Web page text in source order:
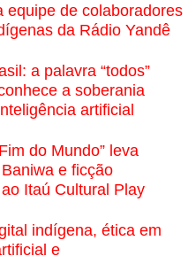
equipe de colaboradores
da Rádio Yandê
a palavra “todos”
a soberania
artificial
do Mundo” leva
e ficção
Itaú Cultural Play
indígena, ética em
e